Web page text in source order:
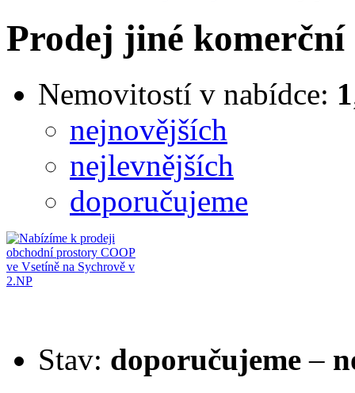
Prodej jiné
Nemovitostí v nabídce: 1
nejnovějších
nejlevnějších
doporučujeme
Stav: doporučujeme –